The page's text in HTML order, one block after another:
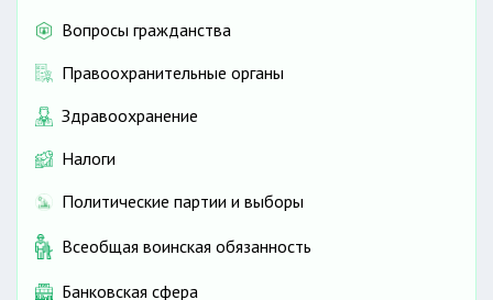
Вопросы гражданства
Правоохранительные органы
Здравоохранение
Налоги
Политические партии и выборы
Всеобщая воинская обязанность
Банковская сфера